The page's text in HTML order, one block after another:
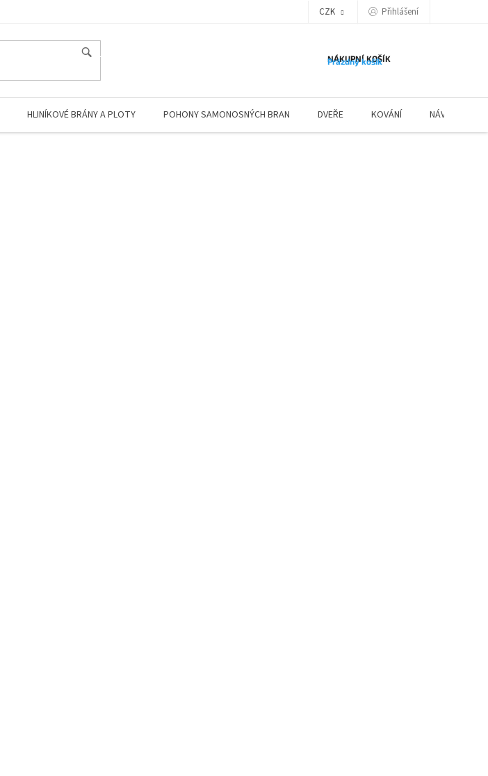
CZK Přihlášení
NÁKUPNÍ KOŠÍK
Prázdný košík
HLINÍKOVÉ BRÁNY A PLOTY POHONY SAMONOSNÝCH BRAN DVEŘE KOVÁNÍ NÁVODY